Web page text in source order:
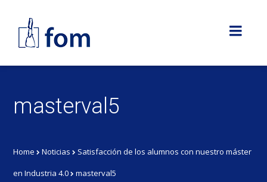
masterval5
Home Noticias
Satisfacción de los alumnos con nuestro máster
en Industria 4.0
masterval5